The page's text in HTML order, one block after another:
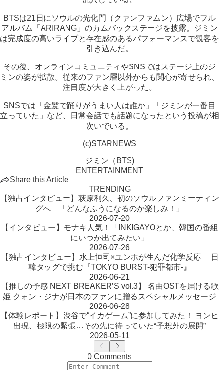
BTSは21日にソウルの光化門（クァンファムン）広場でフル
アルバム「ARIRANG」のカムバックステージを披露。ジミン
は完成度の高いライブと存在感のあるパフォーマンスで観客を
引き込んだ。
その後、オンラインコミュニティやSNSではステージ上のジ
ミンの姿が拡散。従来のファン層以外からも関心が寄せられ、
注目度が大きく上がった。
SNSでは「金髪で踊りがうまい人は誰か」「ジミンが一番目
立っていた」など、日常会話でも話題になったという投稿が相
次いでいる。
(c)STARNEWS
ジミン（BTS)
ENTERTAINMENT
Share this Article
TRENDING
【独占インタビュー】萩原利久、初のソウルファンミーティン
グへ 「どんなふうになるのか楽しみ！」
2026-07-20
【インタビュー】モナキ人気！「INKIGAYOとか、韓国の番組
にいつか出てみたい」
2026-07-26
【独占インタビュー】水上恒司×ユンホが生んだ化学反応 日
韓タッグで挑む『TOKYO BURST-犯罪都市-』
2026-06-21
【推しの予感 NEXT BREAKER’S vol.3】 名曲OSTを届ける歌
姫 クォン・ジナが日本のファンに贈るスペシャルメッセージ
2026-06-28
【体験レポート】渋谷で“イカゲーム”に参加してみた！ ヨンヒ
出現、極限の緊張…その先に待っていた“予想外の展開”
2026-05-11
0 Comments